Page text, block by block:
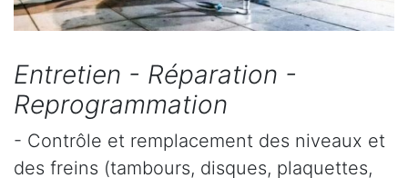
Entretien - Réparation -
Reprogrammation
- Contrôle et remplacement des niveaux et
des freins (tambours, disques, plaquettes,